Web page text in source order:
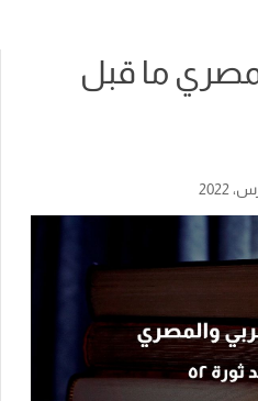
ما قبل